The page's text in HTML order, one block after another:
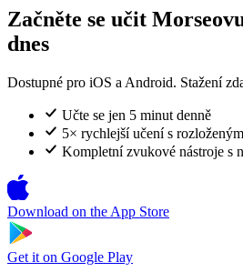
Začněte se učit
dnes
Dostupné pro iOS a Android. Stažení
Učte se jen 5 minut denně
5× rychlejší učení s
Kompletní zvukové nástroje s
Download on the App Store
Get it on Google Play